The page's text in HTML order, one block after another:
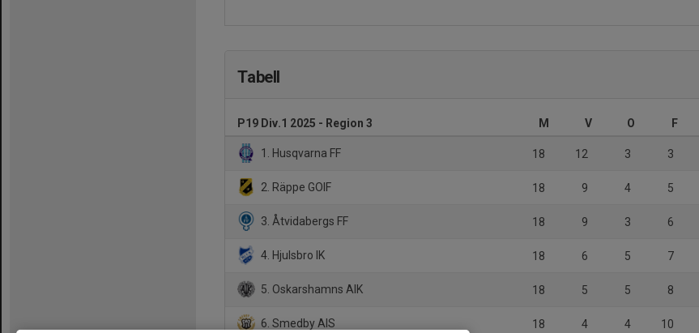
Tabell
P19 Div.1 2025 - Region 3 M V O F
1. Husqvarna FF 18 12 3 3
2. Räppe GOIF 18 9 4 5
3. Åtvidabergs FF 18 9 3 6
4. Hjulsbro IK 18 6 5 7
5. Oskarshamns AIK 18 5 5 8
6. Smedby AIS 18 4 4 10